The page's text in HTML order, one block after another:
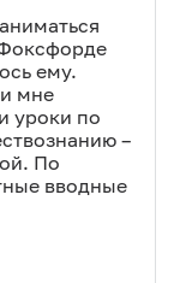
ему.
мне
уроки по
–
По
вводные